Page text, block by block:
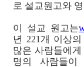
로 설교원고와
이 설교 원고는
년 221개 이상
많은 사람들에게
명의 사람들